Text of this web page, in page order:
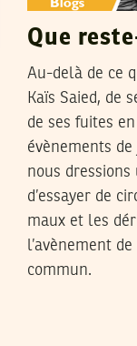
Que
Au-delà de ce
Kaïs Saied, de
de ses fuites
évènements
nous dressions
d’essayer de
maux et les
l’avènement
commun.